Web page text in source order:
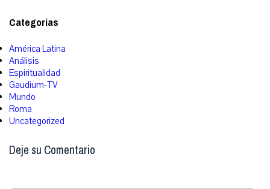
Categorías
América Latina
Análisis
Espiritualidad
Gaudium-TV
Mundo
Roma
Uncategorized
Deje su Comentario